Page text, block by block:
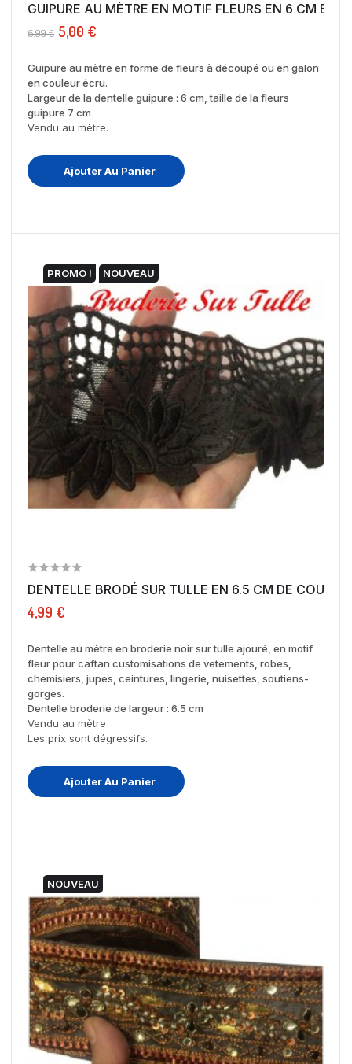
GUIPURE AU MÈTRE EN MOTIF FLEURS EN 6 CM
6,99 € 5,00 €
Guipure au mètre en forme de fleurs à découpé ou en galon
en couleur écru.
Largeur de la dentelle guipure : 6 cm, taille de la fleurs
guipure 7 cm
Vendu au mètre.
Ajouter Au Panier
PROMO ! NOUVEAU
DENTELLE BRODÉ SUR TULLE EN 6.5 CM DE
4,99 €
Dentelle au mètre en broderie noir sur tulle ajouré, en motif
fleur pour caftan customisations de vetements, robes,
chemisiers, jupes, ceintures, lingerie, nuisettes, soutiens-
gorges.
Dentelle broderie de largeur : 6.5 cm
Vendu au mètre
Les prix sont dégressifs.
Ajouter Au Panier
NOUVEAU